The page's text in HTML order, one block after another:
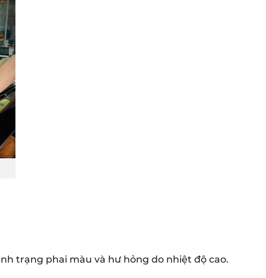
trạng phai màu và hư hỏng do nhiệt độ cao.